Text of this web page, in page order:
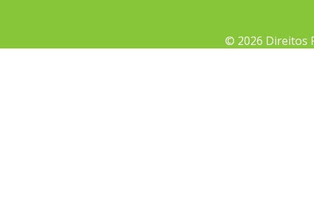
© 2026 Direitos